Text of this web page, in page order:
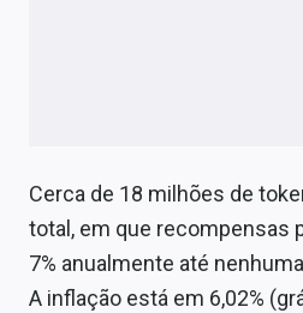
Cerca de 18 milhões de
total, em que recompensas
7% anualmente até
A inflação está em 6,02%